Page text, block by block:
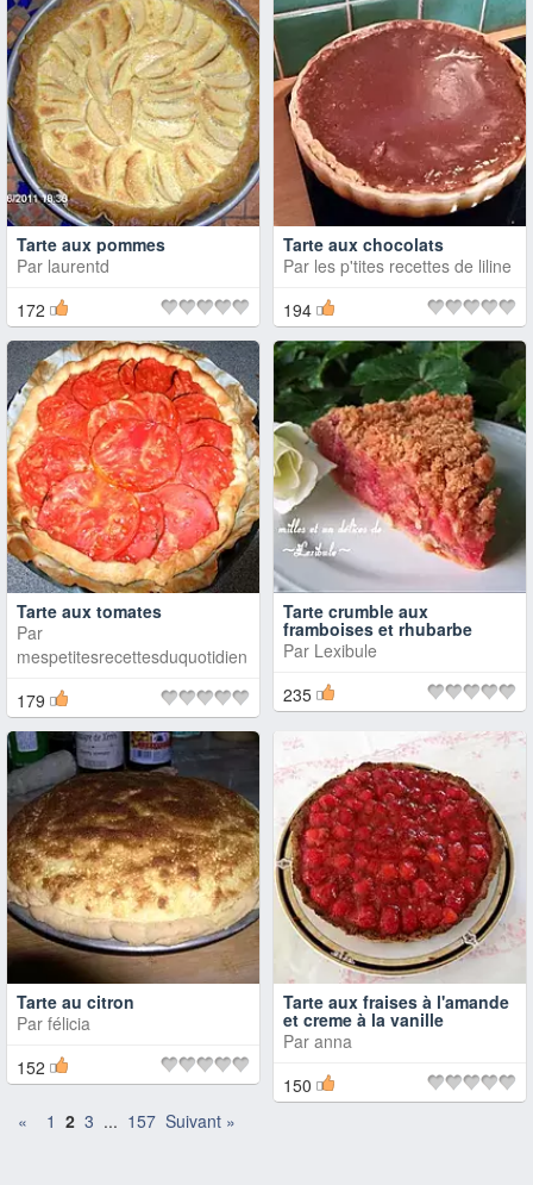
Tarte aux pommes
Par laurentd
172
Tarte aux chocolats
Par les p'tites recettes de liline
194
Tarte aux tomates
Par
mespetitesrecettesduquotidien
179
Tarte crumble aux
framboises et rhubarbe
Par Lexibule
235
Tarte au citron
Par félicia
152
Tarte aux fraises à l'amande
et creme à la vanille
Par anna
150
«
1 2 3 ... 157 Suivant »